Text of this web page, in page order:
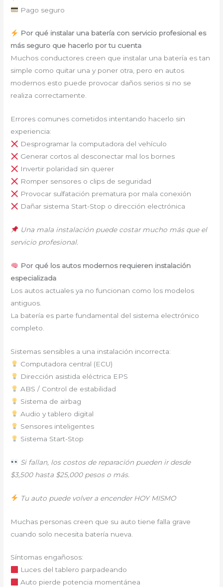
Pago seguro
Por qué instalar una batería con servicio profesional es
más seguro que hacerlo por tu cuenta
Muchos conductores creen que instalar una batería es tan
simple como quitar una y poner otra, pero en autos
modernos esto puede provocar daños serios si no se
realiza correctamente.
Errores comunes cometidos intentando hacerlo sin
experiencia:
Desprogramar la computadora del vehículo
Generar cortos al desconectar mal los bornes
Invertir polaridad sin querer
Romper sensores o clips de seguridad
Provocar sulfatación prematura por mala conexión
Dañar sistema Start-Stop o dirección electrónica
Una mala instalación puede costar mucho más que el
servicio profesional.
Por qué los autos modernos requieren instalación
especializada
Los autos actuales ya no funcionan como los modelos
antiguos.
La batería es parte fundamental del sistema electrónico
completo.
Sistemas sensibles a una instalación incorrecta:
Computadora central (ECU)
Dirección asistida eléctrica EPS
ABS / Control de estabilidad
Sistema de airbag
Audio y tablero digital
Sensores inteligentes
Sistema Start-Stop
Si fallan, los costos de reparación pueden ir desde
$3,500 hasta $25,000 pesos o más.
Tu auto puede volver a encender HOY MISMO
Muchas personas creen que su auto tiene falla grave
cuando solo necesita batería nueva.
Síntomas engañosos:
Luces del tablero parpadeando
Auto pierde potencia momentánea